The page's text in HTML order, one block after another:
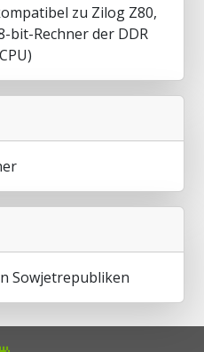
zu Zilog Z80,
bit-Rechner der DDR
Sowjetrepubliken